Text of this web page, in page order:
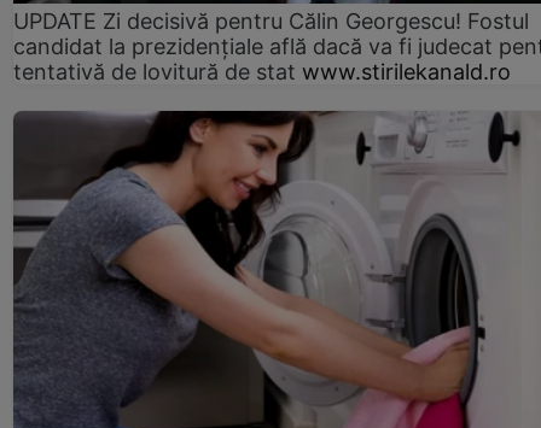
UPDATE Zi decisivă pentru Călin Georgescu! Fostul
candidat la prezidențiale află dacă va fi judecat
tentativă de lovitură de stat www.stirilekanald.ro